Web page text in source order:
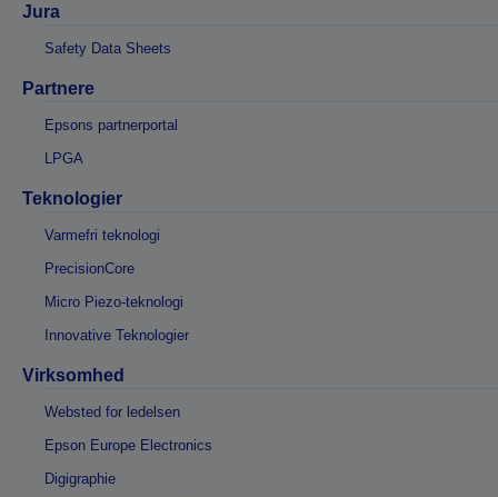
Jura
Safety Data Sheets
Partnere
Epsons partnerportal
LPGA
Teknologier
Varmefri teknologi
PrecisionCore
Micro Piezo-teknologi
Innovative Teknologier
Virksomhed
Websted for ledelsen
Epson Europe Electronics
Digigraphie